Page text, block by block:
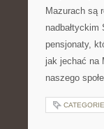
Mazurach są
pensjonaty,
jak jechać na
naszego